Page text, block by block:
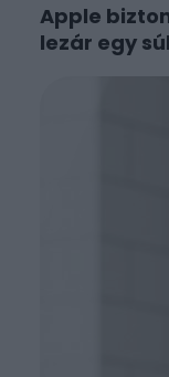
Apple
lezár egy